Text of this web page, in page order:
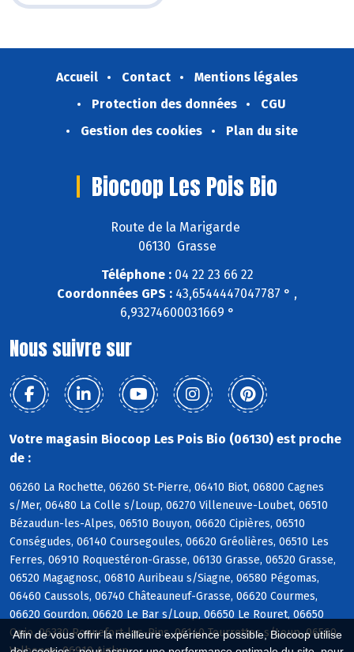
Afin de vous offrir la meilleure expérience possible, Biocoop utilise
Accueil Contact
Mentions légales
Protection des données
CGU
Gestion des cookies
Plan du site
Biocoop Les Pois Bio
Route de la Marigarde
06130 Grasse
Téléphone :04 22 23 66 22
Coordonnées GPS : 43,6544447047787 ° ,
6,93274600031669 °
Nous suivre sur
Votre magasin Biocoop Les Pois Bio (06130) est proche
de :
06260 La Rochette, 06260 St-Pierre, 06410 Biot, 06800 Cagnes
s/Mer, 06480 La Colle s/Loup, 06270 Villeneuve-Loubet, 06510
Bézaudun-les-Alpes, 06510 Bouyon, 06620 Cipières, 06510
Conségudes, 06140 Coursegoules, 06620 Gréolières, 06510 Les
Ferres, 06910 Roquestéron-Grasse, 06130 Grasse, 06520 Grasse,
06520 Magagnosc, 06810 Auribeau s/Siagne, 06580 Pégomas,
06460 Caussols, 06740 Châteauneuf-Grasse, 06620 Courmes,
06620 Gourdon, 06620 Le Bar s/Loup, 06650 Le Rouret, 06650
Opio, 06330 Roquefort-les-Pins, 06140 Tourrettes s/Loup, 06560